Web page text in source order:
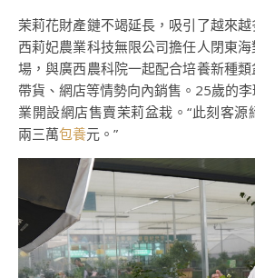
茉莉花財產鏈不竭延長，吸引了越來
西莉妃農業科技無限公司擔任人閉東
場，與廣西農科院一起配合培養新種
帶貨、網店等情勢向內銷售。25歲的
業開設網店售賣茉莉盆栽。“此刻客源
兩三萬包養元。”